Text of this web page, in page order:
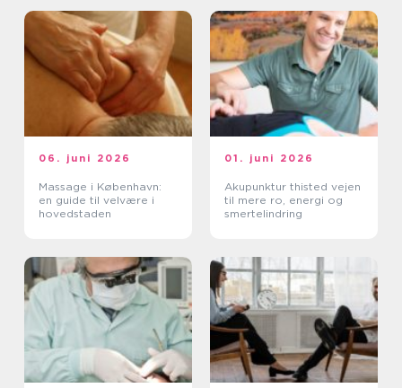
06. juni 2026
Massage i København:
en guide til velvære i
hovedstaden
01. juni 2026
Akupunktur thisted vejen
til mere ro, energi og
smertelindring